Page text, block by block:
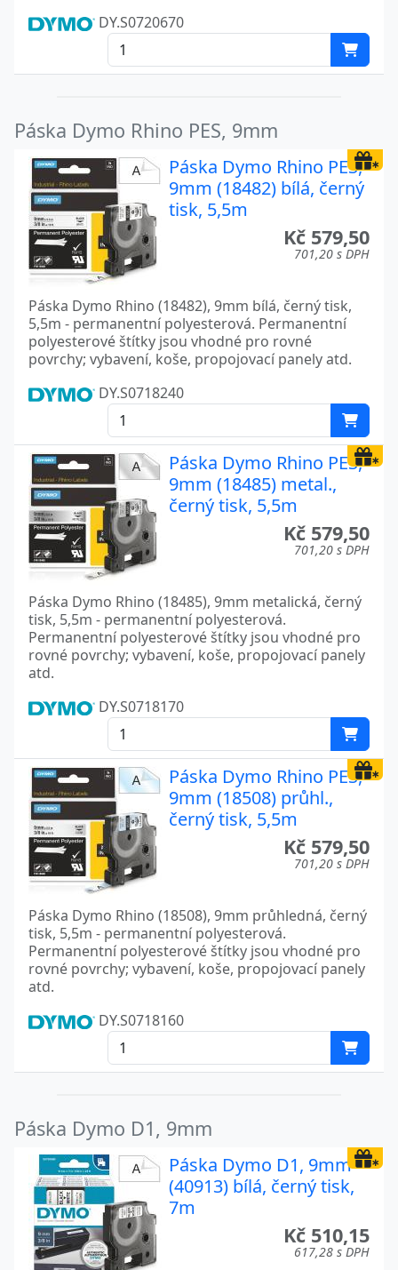
DY.S0720670
Páska Dymo Rhino PES, 9mm
Páska Dymo Rhino PES,
9mm (18482) bílá, černý
tisk, 5,5m
Kč 579,50
701,20 s DPH
Páska Dymo Rhino (18482), 9mm bílá, černý tisk,
5,5m - permanentní polyesterová. Permanentní
polyesterové štítky jsou vhodné pro rovné
povrchy; vybavení, koše, propojovací panely atd.
DY.S0718240
Páska Dymo Rhino PES,
9mm (18485) metal.,
černý tisk, 5,5m
Kč 579,50
701,20 s DPH
Páska Dymo Rhino (18485), 9mm metalická, černý
tisk, 5,5m - permanentní polyesterová.
Permanentní polyesterové štítky jsou vhodné pro
rovné povrchy; vybavení, koše, propojovací panely
atd.
DY.S0718170
Páska Dymo Rhino PES,
9mm (18508) průhl.,
černý tisk, 5,5m
Kč 579,50
701,20 s DPH
Páska Dymo Rhino (18508), 9mm průhledná, černý
tisk, 5,5m - permanentní polyesterová.
Permanentní polyesterové štítky jsou vhodné pro
rovné povrchy; vybavení, koše, propojovací panely
atd.
DY.S0718160
Páska Dymo D1, 9mm
Páska Dymo D1, 9mm
(40913) bílá, černý tisk,
7m
Kč 510,15
617,28 s DPH